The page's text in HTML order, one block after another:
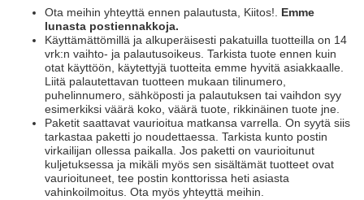
Ota meihin yhteyttä ennen palautusta, Kiitos!. Emme
lunasta postiennakkoja.
Käyttämättömillä ja alkuperäisesti pakatuilla tuotteilla on 14
vrk:n vaihto- ja palautusoikeus. Tarkista tuote ennen kuin
otat käyttöön, käytettyjä tuotteita emme hyvitä asiakkaalle.
Liitä palautettavan tuotteen mukaan tilinumero,
puhelinnumero, sähköposti ja palautuksen tai vaihdon syy
esimerkiksi väärä koko, väärä tuote, rikkinäinen tuote jne.
Paketit saattavat vaurioitua matkansa varrella. On syytä siis
tarkastaa paketti jo noudettaessa. Tarkista kunto postin
virkailijan ollessa paikalla. Jos paketti on vaurioitunut
kuljetuksessa ja mikäli myös sen sisältämät tuotteet ovat
vaurioituneet, tee postin konttorissa heti asiasta
vahinkoilmoitus. Ota myös yhteyttä meihin.